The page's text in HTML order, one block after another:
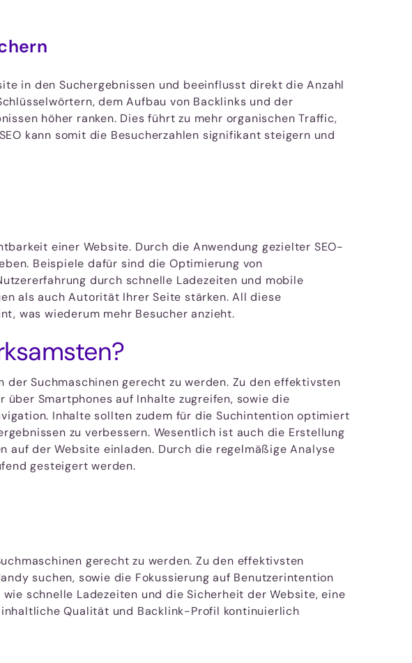
in den Suchergebnissen und beeinflusst direkt die Anzahl
dem Aufbau von Backlinks und der
höher ranken. Dies führt zu mehr organischen Traffic,
kann somit die Besucherzahlen signifikant steigern und
einer Website. Durch die Anwendung gezielter SEO-
Beispiele dafür sind die Optimierung von
durch schnelle Ladezeiten und mobile
als auch Autorität Ihrer Seite stärken. All diese
was wiederum mehr Besucher anzieht.
Suchmaschinen gerecht zu werden. Zu den effektivsten
Smartphones auf Inhalte zugreifen, sowie die
Inhalte sollten zudem für die Suchintention optimiert
zu verbessern. Wesentlich ist auch die Erstellung
auf der Website einladen. Durch die regelmäßige Analyse
gesteigert werden.
gerecht zu werden. Zu den effektivsten
suchen, sowie die Fokussierung auf Benutzerintention
schnelle Ladezeiten und die Sicherheit der Website, eine
inhaltliche Qualität und Backlink-Profil kontinuierlich